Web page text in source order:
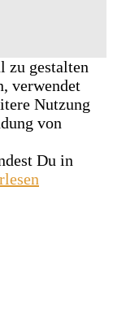
zu gestalten
verwendet
Nutzung
von
Du in